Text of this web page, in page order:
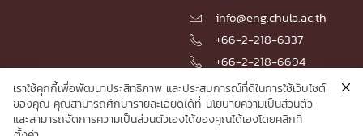
 info@eng.chula.ac.th
 +66-2-218-6337
 +66-2-218-6694
© 2026 Faculty of Engineering, Chulalongkorn University
เราใช้คุกกี้เพื่อพัฒนาประสิทธิภาพ และประสบการณ์ที่ดีในการใช้เว็บไซต์
ของคุณ คุณสามารถศึกษารายละเอียดได้ที่ นโยบายความเป็นส่วนตัว
และสามารถจัดการความเป็นส่วนตัวเองได้ของคุณได้เองโดยคลิกที่